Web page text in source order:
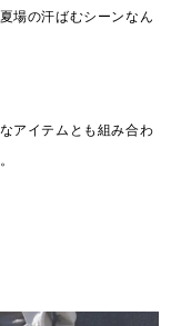
場の汗ばむシーンなん
アイテムとも組み合わ